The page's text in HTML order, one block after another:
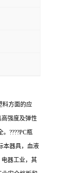
料方面的应
强度及弹性
????PC瓶
本器具，血液
电器工业，其